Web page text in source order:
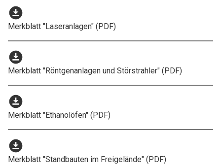
download_for_offline
Merkblatt "Laseranlagen" (PDF)
download_for_offline
Merkblatt "Röntgenanlagen und Störstrahler" (PDF)
download_for_offline
Merkblatt "Ethanolöfen" (PDF)
download_for_offline
Merkblatt "Standbauten im Freigelände" (PDF)